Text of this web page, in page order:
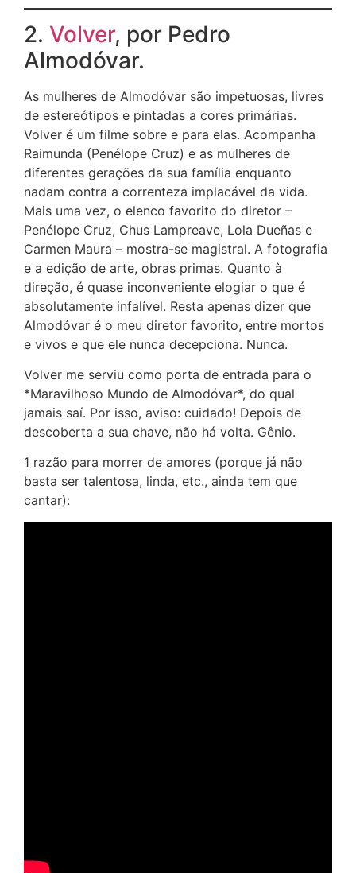
2. Volver, por Pedro
Almodóvar.
As mulheres de Almodóvar são impetuosas, livres
de estereótipos e pintadas a cores primárias.
Volver é um filme sobre e para elas. Acompanha
Raimunda (Penélope Cruz) e as mulheres de
diferentes gerações da sua família enquanto
nadam contra a correnteza implacável da vida.
Mais uma vez, o elenco favorito do diretor –
Penélope Cruz, Chus Lampreave, Lola Dueñas e
Carmen Maura – mostra-se magistral. A fotografia
e a edição de arte, obras primas. Quanto à
direção, é quase inconveniente elogiar o que é
absolutamente infalível. Resta apenas dizer que
Almodóvar é o meu diretor favorito, entre mortos
e vivos e que ele nunca decepciona. Nunca.
Volver me serviu como porta de entrada para o
*Maravilhoso Mundo de Almodóvar*, do qual
jamais saí. Por isso, aviso: cuidado! Depois de
descoberta a sua chave, não há volta. Gênio.
1 razão para morrer de amores (porque já não
basta ser talentosa, linda, etc., ainda tem que
cantar):